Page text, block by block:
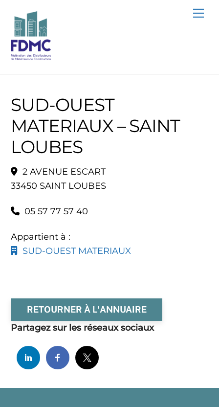
content
SUD-OUEST
MATERIAUX – SAINT
LOUBES
2 AVENUE ESCART
33450 SAINT LOUBES
05 57 77 57 40
Appartient à :
SUD-OUEST MATERIAUX
RETOURNER À L'ANNUAIRE
Partagez sur les réseaux sociaux